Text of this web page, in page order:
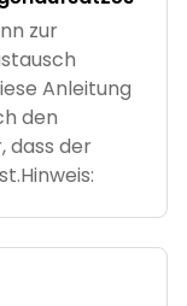
zur
Anleitung
den
dass der